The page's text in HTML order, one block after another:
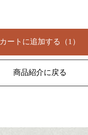
カートに追加する （1 ）
商品紹介に戻る